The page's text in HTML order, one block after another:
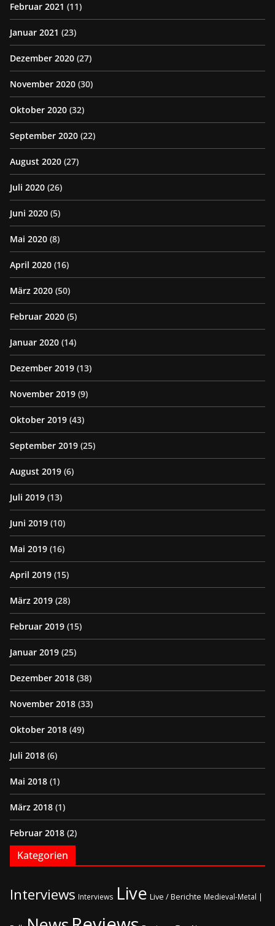
Februar 2021 (11)
Januar 2021 (23)
Dezember 2020 (27)
November 2020 (30)
Oktober 2020 (32)
September 2020 (22)
August 2020 (27)
Juli 2020 (26)
Juni 2020 (5)
Mai 2020 (8)
April 2020 (16)
März 2020 (50)
Februar 2020 (5)
Januar 2020 (14)
Dezember 2019 (13)
November 2019 (9)
Oktober 2019 (43)
September 2019 (25)
August 2019 (6)
Juli 2019 (13)
Juni 2019 (10)
Mai 2019 (16)
April 2019 (15)
März 2019 (28)
Februar 2019 (15)
Januar 2019 (25)
Dezember 2018 (38)
November 2018 (33)
Oktober 2018 (49)
Juli 2018 (6)
Mai 2018 (1)
März 2018 (1)
Februar 2018 (2)
Kategorien
Interviews Interviews Live Live / Berichte Medieval-Metal |